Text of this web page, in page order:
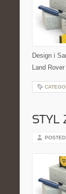
Design i
Land
STYL